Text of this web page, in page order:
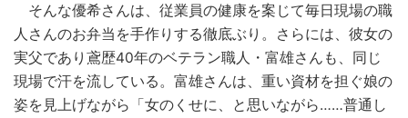
そんな優希さんは、従業員の健康を案じて毎日現場の職
人さんのお弁当を手作りする徹底ぶり。さらには、彼女の
実父であり鳶歴40年のベテラン職人・富雄さんも、同じ
現場で汗を流している。富雄さんは、重い資材を担ぐ娘の
姿を見上げながら「女のくせに、と思いながら……普通し